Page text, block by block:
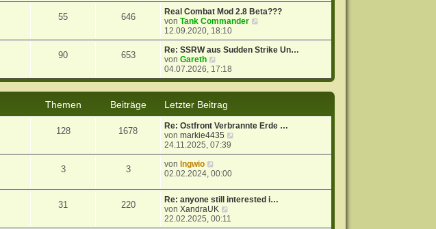
t
r
a
r
B
e
i
t
r
a
g
e
s
e
r
B
e
i
a
g
55 646
Real Combat Mod 2.8 Beta???
vonTank Commander
u
e
e
i
t
g
12.09.2020, 18:10
90 653
Re: SSRW aus Sudden Strike Un…
vonGareth
e
u
t
e
r
B
e
i
r
g
04.07.2026, 17:18
Themen Beiträge
Letzter Beitrag
128 1678
Re: Ostfront Verbrannte Erde …
vonmarkie4435
u
e
r
24.11.2025, 07:39
3 3 von Ingwio
e
e
s
t
e
02.02.2024, 00:00
31 220
Re: anyone still interested i…
vonXandraUK
22.02.2025, 00:11